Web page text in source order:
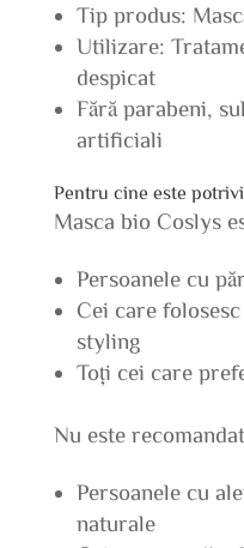
Tip produs:
Utilizare:
despicat
Fără parabeni,
artificiali
Pentru cine este
Masca bio Coslys
Persoanele cu
Cei care
styling
Toți cei care
Nu este
Persoanele cu
naturale